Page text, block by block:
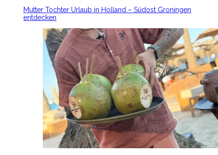
Mutter Tochter Urlaub in Holland – Südost Groningen
entdecken